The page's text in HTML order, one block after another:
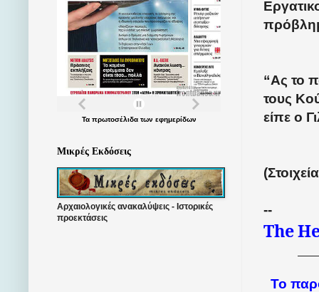
“Ας το
τους
είπε ο
--
The
Το
Τα πρωτοσέλιδατων εφημερίδων
Μικρές Εκδόσεις
Αρχαιολογικές ανακαλύψεις - Ιστορικές
προεκτάσεις